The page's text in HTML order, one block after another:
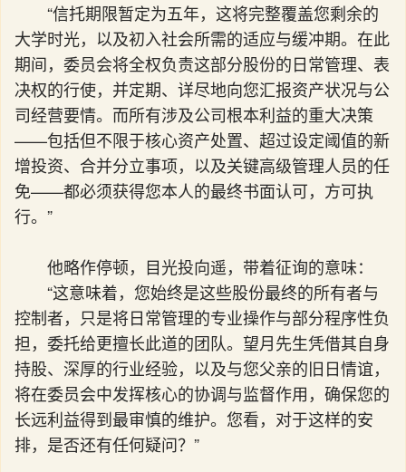
“信托期限暂定为五年，这将完整覆盖您剩余的
大学时光，以及初入社会所需的适应与缓冲期。在此
期间，委员会将全权负责这部分股份的日常管理、表
决权的行使，并定期、详尽地向您汇报资产状况与公
司经营要情。而所有涉及公司根本利益的重大决策
——包括但不限于核心资产处置、超过设定阈值的新
增投资、合并分立事项，以及关键高级管理人员的任
免——都必须获得您本人的最终书面认可，方可执
行。”
他略作停顿，目光投向遥，带着征询的意味：
“这意味着，您始终是这些股份最终的所有者与
控制者，只是将日常管理的专业操作与部分程序性负
担，委托给更擅长此道的团队。望月先生凭借其自身
持股、深厚的行业经验，以及与您父亲的旧日情谊，
将在委员会中发挥核心的协调与监督作用，确保您的
长远利益得到最审慎的维护。您看，对于这样的安
排，是否还有任何疑问？”